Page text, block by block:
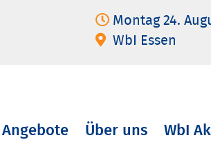
Montag 24.
WbI Essen
Angebote Über uns WbI